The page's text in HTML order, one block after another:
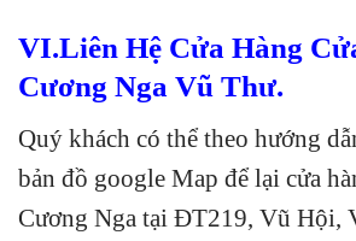
VI.Liên Hệ Cửa Hàng
Cương Nga Vũ Thư.
Quý khách có thể theo hướng
bản đồ google Map để lại cửa
Cương Nga tại ĐT219, Vũ Hội,